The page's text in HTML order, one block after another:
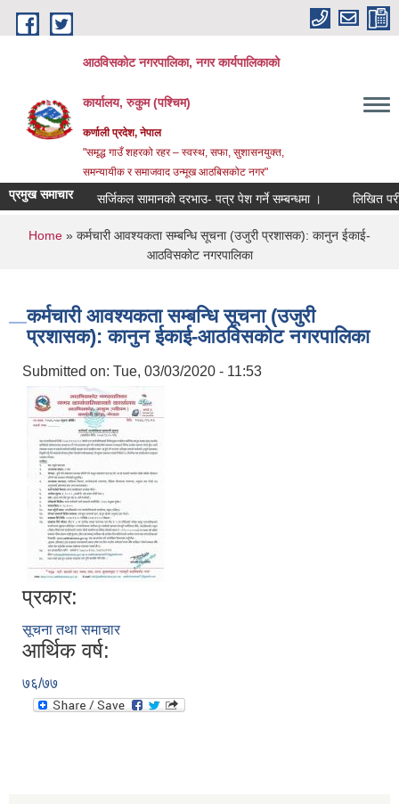
Skip to main content
आठविसकोट नगरपालिका, नगर कार्यपालिकाको
कार्यालय, रुकुम (पश्चिम)
कर्णाली प्रदेश, नेपाल
"समृद्ध गाउँ शहरको रहर – स्वस्थ, सफा, सुशासनयुक्त,
समन्यायीक र समाजवाद उन्मूख आठबिसकोट नगर"
प्रमुख समाचारसर्जिकल सामानको दरभाउ- पत्र पेश गर्ने सम्बन्धमा । लिखित परीक्षाको
You are here
Home » कर्मचारी आवश्यकता सम्बन्धि सूचना (उजुरी प्रशासक): कानुन ईकाई-
आठविसकोट नगरपालिका
कर्मचारी आवश्यकता सम्बन्धि सूचना (उजुरी
प्रशासक): कानुन ईकाई-आठविसकोट नगरपालिका
Submitted on: Tue, 03/03/2020 - 11:53
प्रकार:
सूचना तथा समाचार
आर्थिक वर्ष:
७६/७७